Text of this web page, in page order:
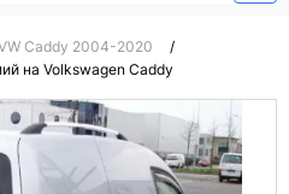
Caddy 2004-2020
/
на Volkswagen Caddy